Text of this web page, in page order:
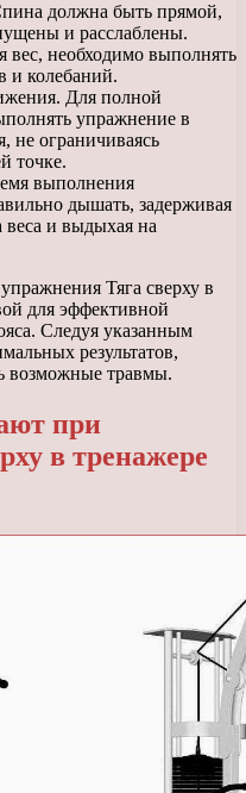
должна быть прямой,
и расслаблены.
необходимо выполнять
и колебаний.
Для полной
упражнение в
не ограничиваясь
точке.
выполнения
дышать, задерживая
и выдыхая на
Тяга сверху в
для эффективной
Следуя указанным
результатов,
возможные травмы.
при
в тренажере